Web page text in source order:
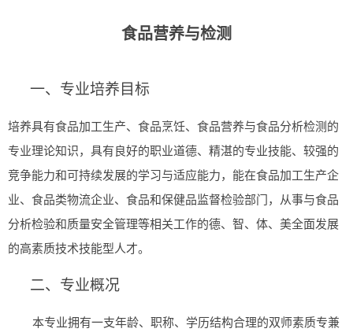
食品营养与检测
一、 专业培养目标
培养具有食品加工生产、食品烹饪、食品营养与食品分析检测的
专业理论知识，具有良好的职业道德、精湛的专业技能、较强的
竞争能力和可持续发展的学习与适应能力，能在食品加工生产企
业、食品类物流企业、食品和保健品监督检验部门，从事与食品
分析检验和质量安全管理等相关工作的德、智、体、美全面发展
的高素质技术技能型人才。
二、专业概况
本专业拥有一支年龄、职称、学历结构合理的双师素质专兼